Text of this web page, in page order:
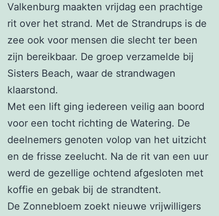
Valkenburg maakten vrijdag een prachtige
rit over het strand. Met de Strandrups is de
zee ook voor mensen die slecht ter been
zijn bereikbaar. De groep verzamelde bij
Sisters Beach, waar de strandwagen
klaarstond.
Met een lift ging iedereen veilig aan boord
voor een tocht richting de Watering. De
deelnemers genoten volop van het uitzicht
en de frisse zeelucht. Na de rit van een uur
werd de gezellige ochtend afgesloten met
koffie en gebak bij de strandtent.
De Zonnebloem zoekt nieuwe vrijwilligers